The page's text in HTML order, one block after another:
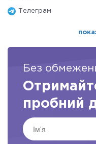
Телеграм
Без
пробний